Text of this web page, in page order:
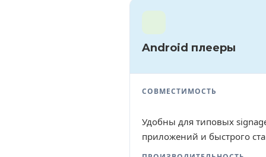
Android плееры
СОВМЕСТИМОСТЬ
Удобны для типовых
приложений и быстрого